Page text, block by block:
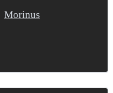
Morinus